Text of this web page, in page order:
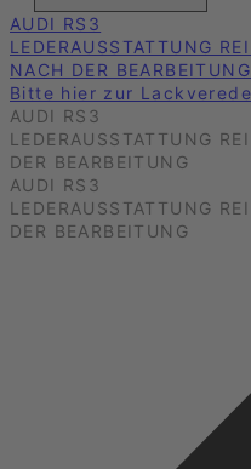
AUDI RS3
LEDERAUSSTATTUNG
NACH DER BEARBEITUNG
Bitte hier zur
AUDI RS3
LEDERAUSSTATTUNG
DER BEARBEITUNG
AUDI RS3
LEDERAUSSTATTUNG
DER BEARBEITUNG